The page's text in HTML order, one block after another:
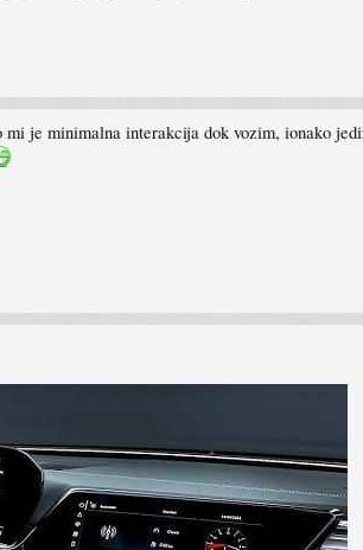
je minimalna interakcija dok vozim, ionako